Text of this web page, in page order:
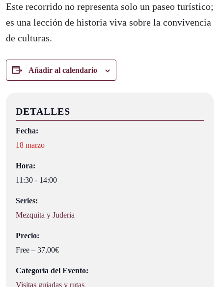
Este recorrido no representa solo un paseo turístico;
es una lección de historia viva sobre la convivencia
de culturas.
Añadir al calendario
DETALLES
Fecha:
18 marzo
Hora:
11:30 - 14:00
Series:
Mezquita y Juderia
Precio:
Free – 37,00€
Categoría del Evento:
Visitas guiadas y rutas